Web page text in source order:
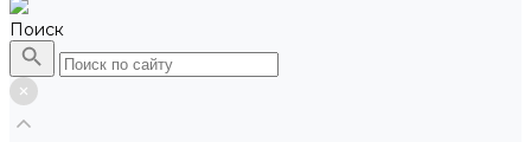
Поиск